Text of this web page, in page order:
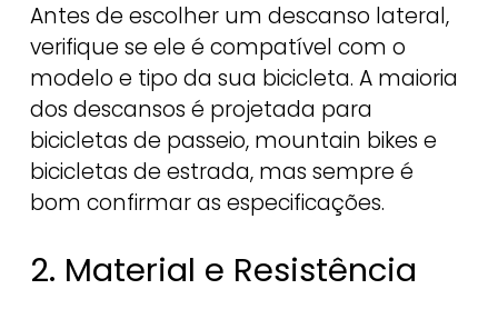
Antes de escolher um descanso lateral,
verifique se ele é compatível com o
modelo e tipo da sua bicicleta. A maioria
dos descansos é projetada para
bicicletas de passeio, mountain bikes e
bicicletas de estrada, mas sempre é
bom confirmar as especificações.
2. Material e Resistência